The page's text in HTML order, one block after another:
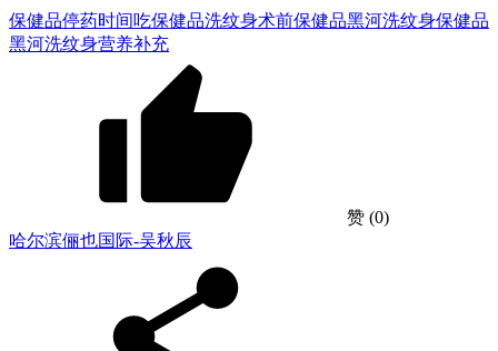
保健品停药时间吃保健品洗纹身术前保健品黑河洗纹身保健品
黑河洗纹身营养补充
赞 (0)
哈尔滨俪也国际-吴秋辰